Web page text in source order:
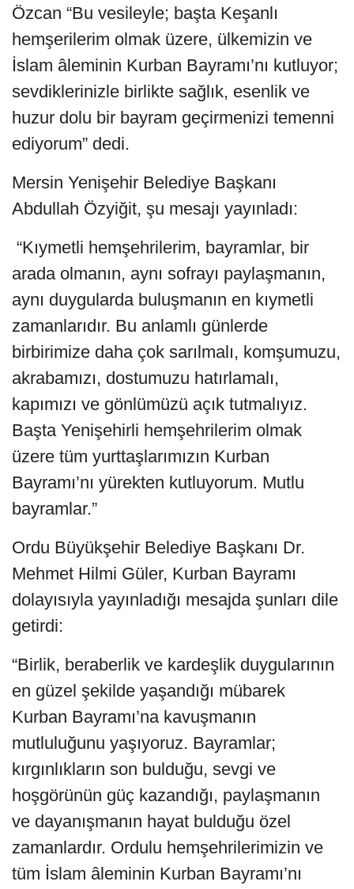
Özcan “Bu vesileyle; başta Keşanlı
hemşerilerim olmak üzere, ülkemizin ve
İslam âleminin Kurban Bayramı’nı kutluyor;
sevdiklerinizle birlikte sağlık, esenlik ve
huzur dolu bir bayram geçirmenizi temenni
ediyorum” dedi.
Mersin Yenişehir Belediye Başkanı
Abdullah Özyiğit, şu mesajı yayınladı:
“Kıymetli hemşehrilerim, bayramlar, bir
arada olmanın, aynı sofrayı paylaşmanın,
aynı duygularda buluşmanın en kıymetli
zamanlarıdır. Bu anlamlı günlerde
birbirimize daha çok sarılmalı, komşumuzu,
akrabamızı, dostumuzu hatırlamalı,
kapımızı ve gönlümüzü açık tutmalıyız.
Başta Yenişehirli hemşehrilerim olmak
üzere tüm yurttaşlarımızın Kurban
Bayramı’nı yürekten kutluyorum. Mutlu
bayramlar.”
Ordu Büyükşehir Belediye Başkanı Dr.
Mehmet Hilmi Güler, Kurban Bayramı
dolayısıyla yayınladığı mesajda şunları dile
getirdi:
“Birlik, beraberlik ve kardeşlik duygularının
en güzel şekilde yaşandığı mübarek
Kurban Bayramı’na kavuşmanın
mutluluğunu yaşıyoruz. Bayramlar;
kırgınlıkların son bulduğu, sevgi ve
hoşgörünün güç kazandığı, paylaşmanın
ve dayanışmanın hayat bulduğu özel
zamanlardır. Ordulu hemşehrilerimizin ve
tüm İslam âleminin Kurban Bayramı’nı